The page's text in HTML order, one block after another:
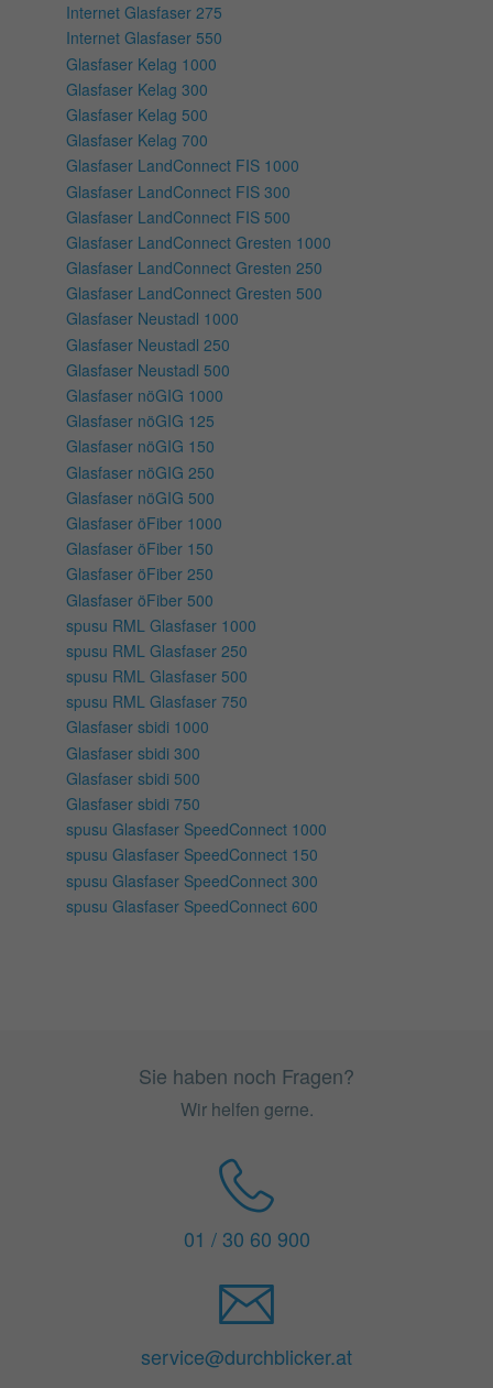
Internet Glasfaser 275
Internet Glasfaser 550
Glasfaser Kelag 1000
Glasfaser Kelag 300
Glasfaser Kelag 500
Glasfaser Kelag 700
Glasfaser LandConnect FIS 1000
Glasfaser LandConnect FIS 300
Glasfaser LandConnect FIS 500
Glasfaser LandConnect Gresten 1000
Glasfaser LandConnect Gresten 250
Glasfaser LandConnect Gresten 500
Glasfaser Neustadl 1000
Glasfaser Neustadl 250
Glasfaser Neustadl 500
Glasfaser nöGIG 1000
Glasfaser nöGIG 125
Glasfaser nöGIG 150
Glasfaser nöGIG 250
Glasfaser nöGIG 500
Glasfaser öFiber 1000
Glasfaser öFiber 150
Glasfaser öFiber 250
Glasfaser öFiber 500
spusu RML Glasfaser 1000
spusu RML Glasfaser 250
spusu RML Glasfaser 500
spusu RML Glasfaser 750
Glasfaser sbidi 1000
Glasfaser sbidi 300
Glasfaser sbidi 500
Glasfaser sbidi 750
spusu Glasfaser SpeedConnect 1000
spusu Glasfaser SpeedConnect 150
spusu Glasfaser SpeedConnect 300
spusu Glasfaser SpeedConnect 600
Sie haben noch Fragen?
Wir helfen gerne.
01 / 30 60 900
service@durchblicker.at